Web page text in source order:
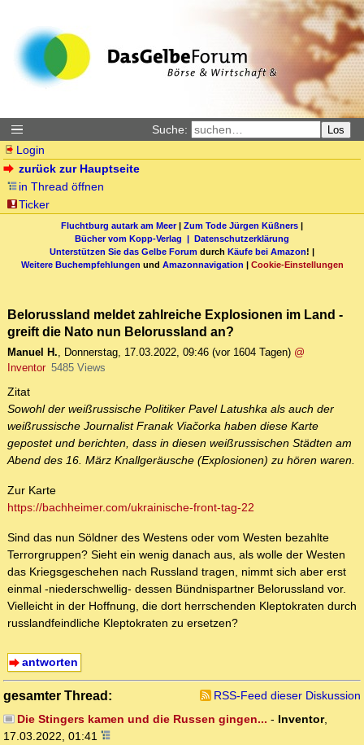
Suche: Los
Login
zurück zur Hauptseite
in Thread öffnen
Ticker
Fluchtburg autark am Meer| Zum Tode Jürgen Küßners |
Bücher vom Kopp-Verlag | Datenschutzerklärung
Unterstützen Sie das Gelbe Forum durch Käufe bei Amazon! |
Weitere Buchempfehlungen und Amazonnavigation | Cookie-Einstellungen
Belorussland meldet zahlreiche Explosionen im Land -
greift die Nato nun Belorussland an?
Manuel H., Donnerstag, 17.03.2022, 09:46 (vor 1604 Tagen) @
Inventor 5485 Views
Zitat
Sowohl der weißrussische Politiker Pavel Latushka als auch der
weißrussische Journalist Franak Viačorka haben diese Karte
gepostet und berichten, dass in diesen weißrussischen Städten am
Abend des 16. März Knallgeräusche (Explosionen) zu hören waren.
Zur Karte
https://bachheimer.com/ukrainische-front-tag-22
Sind das nun Söldner des Westens oder vom Westen bezahlte
Terrorgruppen? Sieht ein wenig danach aus, als wolle der Westen
das Kriegsgeschehen nach Russland tragen, nimmt sich aber erst
einmal -niederschwellig- dessen Bündnispartner Belorussland vor.
Vielleicht in der Hoffnung, die dort herrschenden Kleptokraten durch
russlandfeindliche Kleptokraten zu ersetzen?
antworten
gesamter Thread:
RSS-Feed dieser Diskussion
Die Stingers kamen und die Russen gingen... - Inventor,
17.03.2022, 01:41